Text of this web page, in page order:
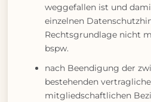
weggefallen ist und
einzelnen
Rechtsgrundlage nicht
bspw.
nach Beendigung der
bestehenden
mitgliedschaftlichen